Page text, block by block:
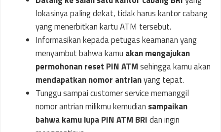
lokasinya paling dekat, tidak harus kantor cabang
yang menerbitkan kartu ATM tersebut.
Informasikan kepada petugas keamanan yang
menyambut bahwa kamu akan mengajukan
permohonan reset PIN ATMsehingga kamu akan
mendapatkan nomor antrianyang tepat.
Tunggu sampai customer service memanggil
nomor antrian milikmu kemudian sampaikan
bahwa kamulupa PIN ATM BRIdan ingin